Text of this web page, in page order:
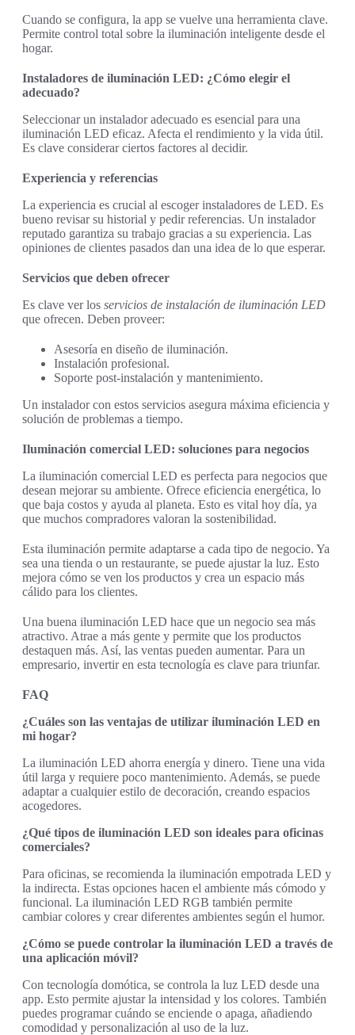
Cuando se configura, la app se vuelve una herramienta clave.
Permite control total sobre la iluminación inteligente desde el
hogar.
Instaladores de iluminación LED: ¿Cómo elegir el
adecuado?
Seleccionar un instalador adecuado es esencial para una
iluminación LED eficaz. Afecta el rendimiento y la vida útil.
Es clave considerar ciertos factores al decidir.
Experiencia y referencias
La experiencia es crucial al escoger instaladores de LED. Es
bueno revisar su historial y pedir referencias. Un instalador
reputado garantiza su trabajo gracias a su experiencia. Las
opiniones de clientes pasados dan una idea de lo que esperar.
Servicios que deben ofrecer
Es clave ver los servicios de instalación de iluminación LED
que ofrecen. Deben proveer:
Asesoría en diseño de iluminación.
Instalación profesional.
Soporte post-instalación y mantenimiento.
Un instalador con estos servicios asegura máxima eficiencia y
solución de problemas a tiempo.
Iluminación comercial LED: soluciones para negocios
La iluminación comercial LED es perfecta para negocios que
desean mejorar su ambiente. Ofrece eficiencia energética, lo
que baja costos y ayuda al planeta. Esto es vital hoy día, ya
que muchos compradores valoran la sostenibilidad.
Esta iluminación permite adaptarse a cada tipo de negocio. Ya
sea una tienda o un restaurante, se puede ajustar la luz. Esto
mejora cómo se ven los productos y crea un espacio más
cálido para los clientes.
Una buena iluminación LED hace que un negocio sea más
atractivo. Atrae a más gente y permite que los productos
destaquen más. Así, las ventas pueden aumentar. Para un
empresario, invertir en esta tecnología es clave para triunfar.
FAQ
¿Cuáles son las ventajas de utilizar iluminación LED en
mi hogar?
La iluminación LED ahorra energía y dinero. Tiene una vida
útil larga y requiere poco mantenimiento. Además, se puede
adaptar a cualquier estilo de decoración, creando espacios
acogedores.
¿Qué tipos de iluminación LED son ideales para oficinas
comerciales?
Para oficinas, se recomienda la iluminación empotrada LED y
la indirecta. Estas opciones hacen el ambiente más cómodo y
funcional. La iluminación LED RGB también permite
cambiar colores y crear diferentes ambientes según el humor.
¿Cómo se puede controlar la iluminación LED a través de
una aplicación móvil?
Con tecnología domótica, se controla la luz LED desde una
app. Esto permite ajustar la intensidad y los colores. También
puedes programar cuándo se enciende o apaga, añadiendo
comodidad y personalización al uso de la luz.